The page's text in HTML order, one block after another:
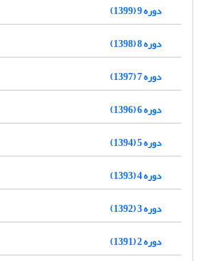
دوره 9 (1399)
دوره 8 (1398)
دوره 7 (1397)
دوره 6 (1396)
دوره 5 (1394)
دوره 4 (1393)
دوره 3 (1392)
دوره 2 (1391)